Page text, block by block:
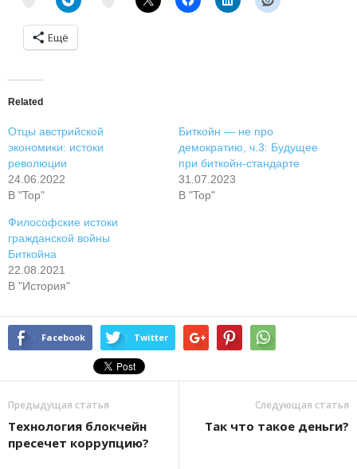
Ещё
Related
Отцы австрийской
экономики: истоки
революции
24.06.2022
В "Top"
Биткойн — не про
демократию, ч.3: Будущее
при биткойн-стандарте
31.07.2023
В "Top"
Философские истоки
гражданской войны
Биткойна
22.08.2021
В "История"
Facebook Twitter
Предыдущая статья
Технология блокчейн
пресечет коррупцию?
Следующая статья
Так что такое деньги?